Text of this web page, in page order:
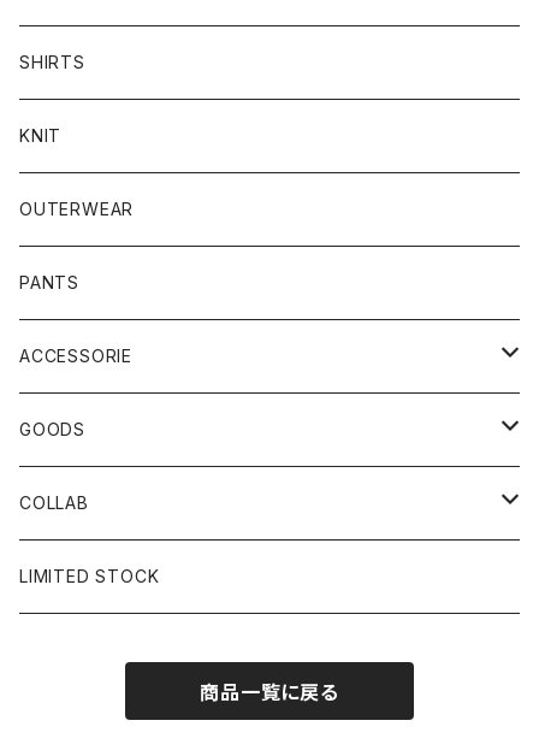
SHIRTS
KNIT
OUTERWEAR
PANTS
ACCESSORIE
CAP
BUCKET HAT
SOCKS
GOODS
STICKER
GLASS
COLLAB
×岩井ジョニ男
LIMITED STOCK
商品一覧に戻る